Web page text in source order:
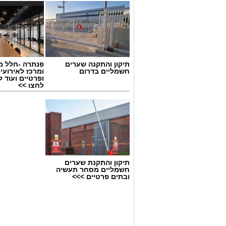
אילוסטרציה חניה בתשלום בבת ים
בת ים צפויה להיות אחת הערים שבהן
2027.
תיקון והתקנה שערים
חשמליים בדרום
פנתרה -חלל
ומרכז
ופרטיים ועוד
לחצו >>
תיקון והתקנת שערים
חשמליים מסחר תעשיה
ובתים פרטיים >>>